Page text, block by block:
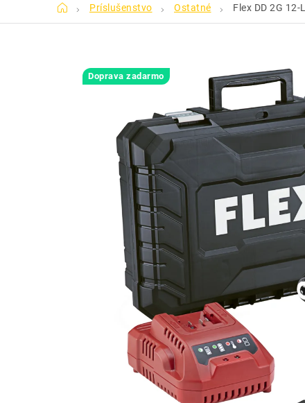
DomovPríslušenstvo Ostatné Flex DD 2G
Doprava zadarmo